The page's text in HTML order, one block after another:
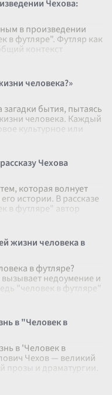
Чехова:
в произведении
в футляре". Футляр как
контекст
человека?»
бытия, пытаясь
человека. Каждый
культурное или
Чехова
которая волнует
истории. В рассказе
в футляре" автор
жизни человека в
в футляре?
недоумение и
"человек в футляре"
в "Человек в
в 'Человек в
Чехов — великий
прозы и драматургии.